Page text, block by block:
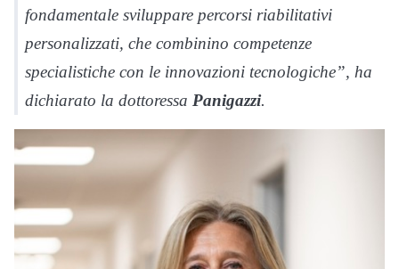
fondamentale sviluppare percorsi riabilitativi
personalizzati, che combinino competenze
specialistiche con le innovazioni tecnologiche”, ha
dichiarato la dottoressa Panigazzi.